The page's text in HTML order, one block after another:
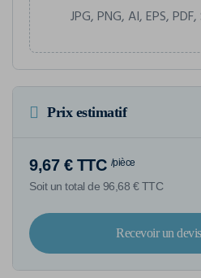
JPG, PNG, AI, EPS,
Prix estimatif
9,67 € TTC /pièce
Soit un total de 96,68 € TTC
Recevoir un